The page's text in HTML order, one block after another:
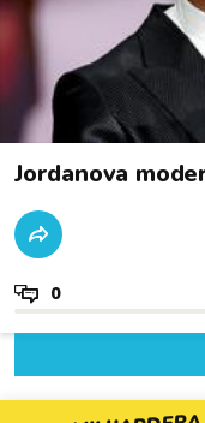
Jordanova
0